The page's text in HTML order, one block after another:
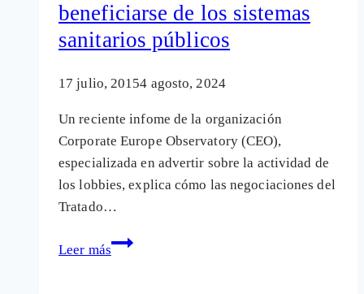
al
frente
de
la
catalana
beneficiarse de los sistemas
sanitarios públicos
17 julio, 20154 agosto, 2024
Un reciente infome de la organización
Corporate Europe Observatory (CEO),
especializada en advertir sobre la actividad de
los lobbies, explica cómo las negociaciones del
Tratado…
Leer más
El